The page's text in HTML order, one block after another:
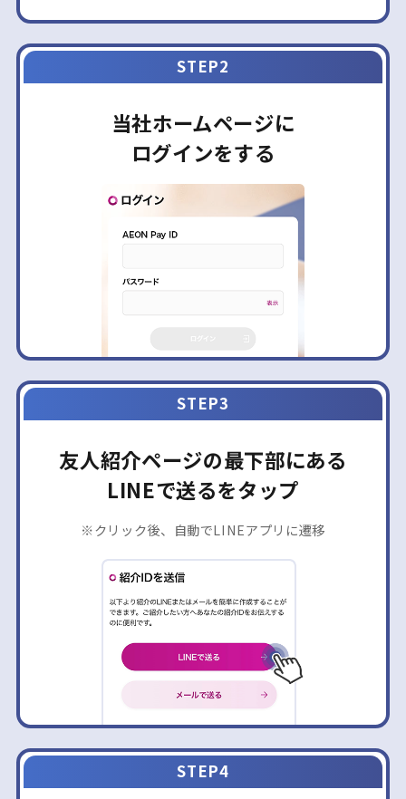
STEP2
当社ホームページに
ログインをする
STEP3
友人紹介ページの最下部にある
LINEで送るをタップ
※クリック後、自動でLINEアプリに遷移
STEP4